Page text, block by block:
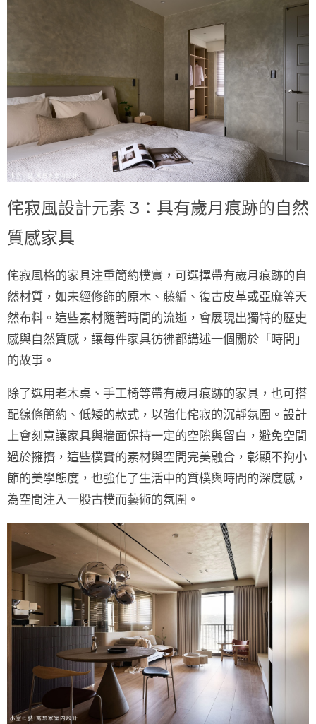
侘寂風設計元素 3：具有歲月痕跡的自然
質感家具
侘寂風格的家具注重簡約樸實 ，可選擇帶有歲月痕跡的自
然材質 ，如未經修飾的原木、藤編、復古皮革或亞麻等天
然布料。這些素材隨著時間的流逝，會展現出獨特的歷史
感與自然質感，讓每件家具彷彿都講述一個關於「時間」
的故事。
除了選用老木桌、手工椅等帶有歲月痕跡的家具，也可搭
配線條簡約、低矮的款式，以強化侘寂的沉靜氛圍。設計
上會刻意讓家具與牆面保持一定的空隙與留白 ，避免空間
過於擁擠，這些樸實的素材與空間完美融合，彰顯不拘小
節的美學態度，也強化了生活中的質樸與時間的深度感，
為空間注入一股古樸而藝術的氛圍。